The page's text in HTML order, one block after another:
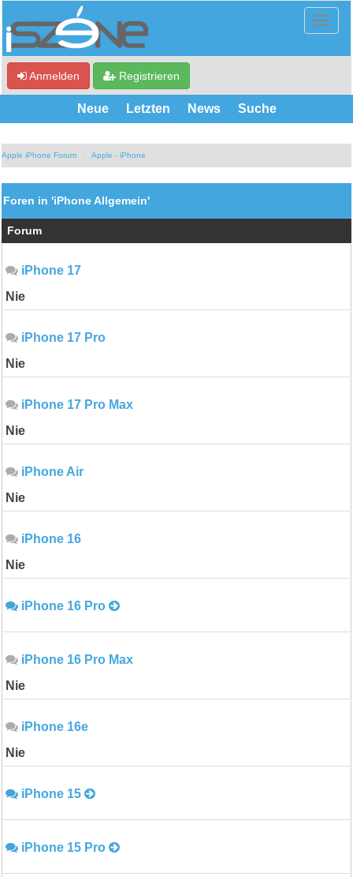
Anmelden Registrieren
Neue Letzten News Suche
Apple iPhone Forum Apple - iPhone
Foren in 'iPhone Allgemein'
Forum
iPhone 17
Nie
iPhone 17 Pro
Nie
iPhone 17 Pro Max
Nie
iPhone Air
Nie
iPhone 16
Nie
iPhone 16 Pro
iPhone 16 Pro Max
Nie
iPhone 16e
Nie
iPhone 15
iPhone 15 Pro